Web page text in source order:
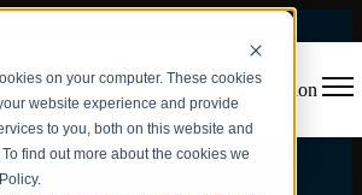
on your computer. These cookies
website experience and provide
to you, both on this website and
find out more about the cookies we
Open main navigation